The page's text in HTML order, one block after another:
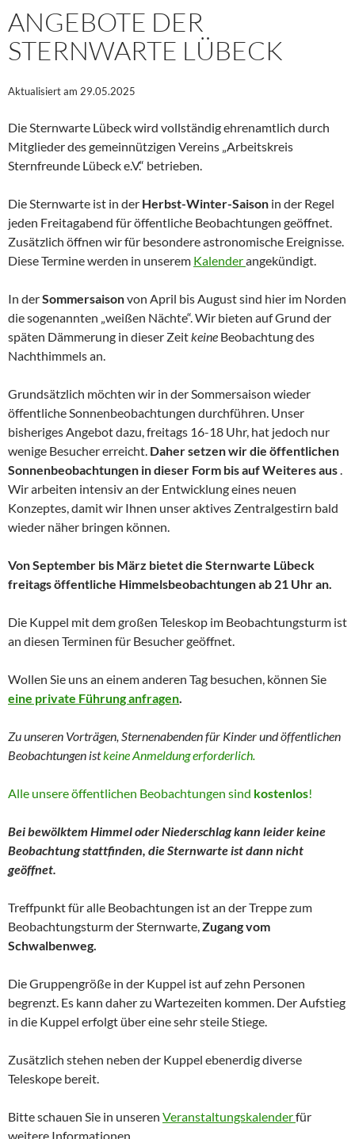
ANGEBOTE DER
STERNWARTE LÜBECK
Aktualisiert am 29.05.2025
Die Sternwarte Lübeck wird vollständig ehrenamtlich durch
Mitglieder des gemeinnützigen Vereins „Arbeitskreis
Sternfreunde Lübeck e.V.“ betrieben.
Die Sternwarte ist in der Herbst-Winter-Saison in der Regel
jeden Freitagabend für öffentliche Beobachtungen geöffnet.
Zusätzlich öffnen wir für besondere astronomische Ereignisse.
Diese Termine werden in unserem Kalenderangekündigt.
In derSommersaisonvon April bis August sind hier im Norden
die sogenannten „weißen Nächte“. Wir bieten auf Grund der
späten Dämmerung in dieser Zeitkeine Beobachtung des
Nachthimmels an.
Grundsätzlich möchten wir in der Sommersaison wieder
öffentliche Sonnenbeobachtungen durchführen. Unser
bisheriges Angebot dazu, freitags 16-18 Uhr, hat jedoch nur
wenige Besucher erreicht. Daher setzen wir die öffentlichen
Sonnenbeobachtungen in dieser Form bis auf Weiteres aus.
Wir arbeiten intensiv an der Entwicklung eines neuen
Konzeptes, damit wir Ihnen unser aktives Zentralgestirn bald
wieder näher bringen können.
Von September bis März bietet die Sternwarte Lübeck
freitags öffentliche Himmelsbeobachtungen ab 21 Uhr an.
Die Kuppel mit dem großen Teleskop im Beobachtungsturm ist
an diesen Terminen für Besucher geöffnet.
Wollen Sie uns an einem anderen Tag besuchen, können Sie
eine private Führung anfragen.
Zu unseren Vorträgen, Sternenabenden für Kinder undöffentlichen
Beobachtungen istkeine Anmeldung erforderlich.
Alle unsere öffentlichen Beobachtungen sind kostenlos!
Bei bewölktem Himmel oder Niederschlag kann leider keine
Beobachtung stattfinden, die Sternwarte ist dann nicht
geöffnet.
Treffpunkt für alle Beobachtungen ist an der Treppe zum
Beobachtungsturm der Sternwarte,Zugang vom
Schwalbenweg.
Die Gruppengröße in der Kuppel ist auf zehn Personen
begrenzt. Es kann daher zu Wartezeiten kommen. Der Aufstieg
in die Kuppel erfolgt über eine sehr steile Stiege.
Zusätzlich stehen neben der Kuppel ebenerdig diverse
Teleskope bereit.
Bitte schauen Sie in unseren Veranstaltungskalenderfür
weitere Informationen.